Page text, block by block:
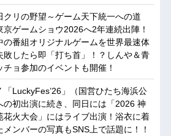
クリの野望～ゲーム天下統一への道
京ゲームショウ2026へ2年連続出陣！
の番組オリジナルゲームを世界最速体
敗したら即「打ち首」！？しんや＆青
チョ参加のイベントも開催！
「LuckyFes’26」（国営ひたち海浜公
の初出演に続き、同日には「2026 神
花火大会」にはライブ出演！浴衣に着
メンバーの写真もSNS上で話題に！！